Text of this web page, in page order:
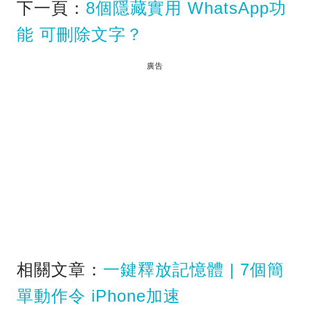
下一頁： 8個隱藏實用 WhatsApp功
能 可刪除文字？
廣告
相關文章： 一鍵釋放記憶體 | 7個簡
單動作令 iPhone加速